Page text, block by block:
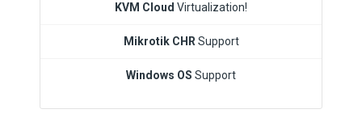
KVM Cloud Virtualization!
Mikrotik CHR Support
Windows OS Support